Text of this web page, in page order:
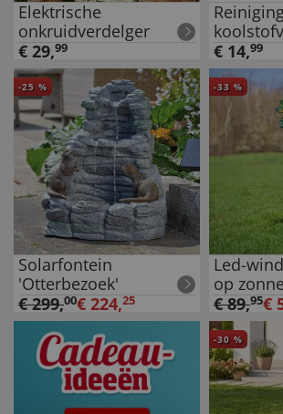
Elektrische
onkruidverdelger
€ 29,99
€ 14,99
-25 %
Solarfontein
'Otterbezoek'
€299,00€ 224,25
-33 %
Led-
op
€89,95€
-30 %